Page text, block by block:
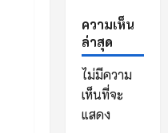
ความเห็น
ล่าสุด
ไม่มีความ
เห็นที่จะ
แสดง